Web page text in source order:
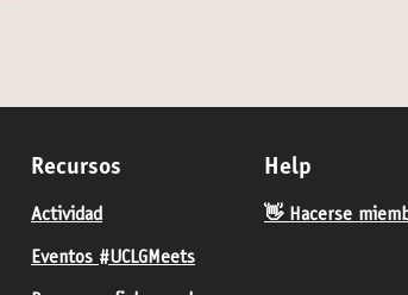
Recursos
Actividad
Eventos #UCLGMeets
Help
👋 Hacerse